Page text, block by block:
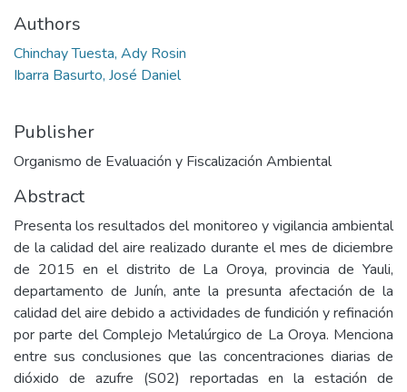
Authors
Chinchay Tuesta, Ady Rosin
Ibarra Basurto, José Daniel
Publisher
Organismo de Evaluación y Fiscalización Ambiental
Abstract
Presenta los resultados del monitoreo y vigilancia ambiental
de la calidad del aire realizado durante el mes de diciembre
de 2015 en el distrito de La Oroya, provincia de Yauli,
departamento de Junín, ante la presunta afectación de la
calidad del aire debido a actividades de fundición y refinación
por parte del Complejo Metalúrgico de La Oroya. Menciona
entre sus conclusiones que las concentraciones diarias de
dióxido de azufre (S02) reportadas en la estación de